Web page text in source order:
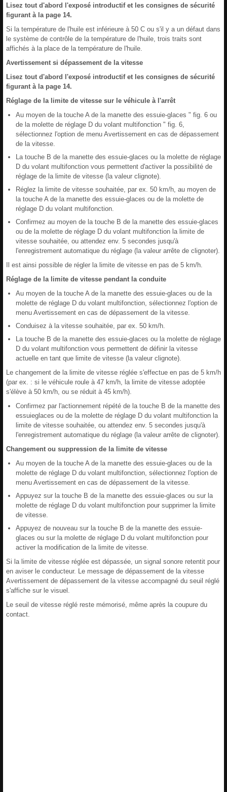
Lisez tout d'abord l'exposé introductif et les consignes de sécurité
figurant à la page 14.
Si la température de l'huile est inférieure à 50 C ou s'il y a un défaut dans
le système de contrôle de la température de l'huile, trois traits sont
affichés à la place de la température de l'huile.
Avertissement si dépassement de la vitesse
Lisez tout d'abord l'exposé introductif et les consignes de sécurité
figurant à la page 14.
Réglage de la limite de vitesse sur le véhicule à l'arrêt
Au moyen de la touche A de la manette des essuie-glaces " fig. 6 ou
de la molette de réglage D du volant multifonction " fig. 6,
sélectionnez l'option de menu Avertissement en cas de dépassement
de la vitesse.
La touche B de la manette des essuie-glaces ou la molette de réglage
D du volant multifonction vous permettent d'activer la possibilité de
réglage de la limite de vitesse (la valeur clignote).
Réglez la limite de vitesse souhaitée, par ex. 50 km/h, au moyen de
la touche A de la manette des essuie-glaces ou de la molette de
réglage D du volant multifonction.
Confirmez au moyen de la touche B de la manette des essuie-glaces
ou de la molette de réglage D du volant multifonction la limite de
vitesse souhaitée, ou attendez env. 5 secondes jusqu'à
l'enregistrement automatique du réglage (la valeur arrête de clignoter).
Il est ainsi possible de régler la limite de vitesse en pas de 5 km/h.
Réglage de la limite de vitesse pendant la conduite
Au moyen de la touche A de la manette des essuie-glaces ou de la
molette de réglage D du volant multifonction, sélectionnez l'option de
menu Avertissement en cas de dépassement de la vitesse.
Conduisez à la vitesse souhaitée, par ex. 50 km/h.
La touche B de la manette des essuie-glaces ou la molette de réglage
D du volant multifonction vous permettent de définir la vitesse
actuelle en tant que limite de vitesse (la valeur clignote).
Le changement de la limite de vitesse réglée s'effectue en pas de 5 km/h
(par ex. : si le véhicule roule à 47 km/h, la limite de vitesse adoptée
s'élève à 50 km/h, ou se réduit à 45 km/h).
Confirmez par l'actionnement répété de la touche B de la manette des
essuieglaces ou de la molette de réglage D du volant multifonction la
limite de vitesse souhaitée, ou attendez env. 5 secondes jusqu'à
l'enregistrement automatique du réglage (la valeur arrête de clignoter).
Changement ou suppression de la limite de vitesse
Au moyen de la touche A de la manette des essuie-glaces ou de la
molette de réglage D du volant multifonction, sélectionnez l'option de
menu Avertissement en cas de dépassement de la vitesse.
Appuyez sur la touche B de la manette des essuie-glaces ou sur la
molette de réglage D du volant multifonction pour supprimer la limite
de vitesse.
Appuyez de nouveau sur la touche B de la manette des essuie-
glaces ou sur la molette de réglage D du volant multifonction pour
activer la modification de la limite de vitesse.
Si la limite de vitesse réglée est dépassée, un signal sonore retentit pour
en aviser le conducteur. Le message de dépassement de la vitesse
Avertissement de dépassement de la vitesse accompagné du seuil réglé
s'affiche sur le visuel.
Le seuil de vitesse réglé reste mémorisé, même après la coupure du
contact.